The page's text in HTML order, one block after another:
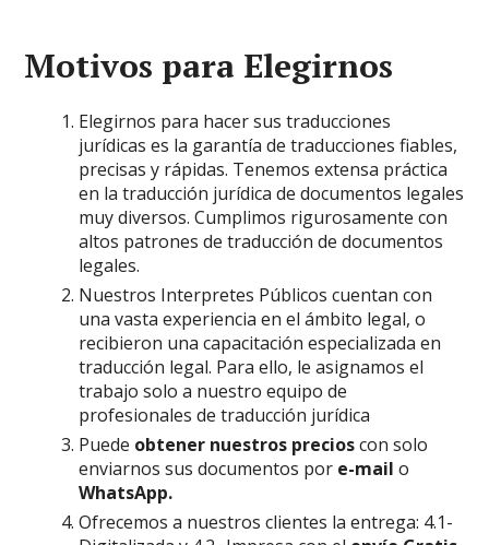
Motivos para Elegirnos
Elegirnos para hacer sus traducciones
jurídicas es la garantía de traducciones fiables,
precisas y rápidas. Tenemos extensa práctica
en la traducción jurídica de documentos legales
muy diversos. Cumplimos rigurosamente con
altos patrones de traducción de documentos
legales.
Nuestros Interpretes Públicos cuentan con
una vasta experiencia en el ámbito legal, o
recibieron una capacitación especializada en
traducción legal. Para ello, le asignamos el
trabajo solo a nuestro equipo de
profesionales de traducción jurídica
Puede obtener nuestros precioscon solo
enviarnos sus documentos por e-mail o
WhatsApp.
Ofrecemos a nuestros clientes la entrega: 4.1-